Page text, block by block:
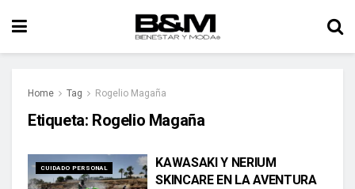
Home Tag Rogelio Magaña
Etiqueta: Rogelio Magaña
CUIDADO PERSONAL
KAWASAKI Y NERIUM
SKINCARE EN LA AVENTURA